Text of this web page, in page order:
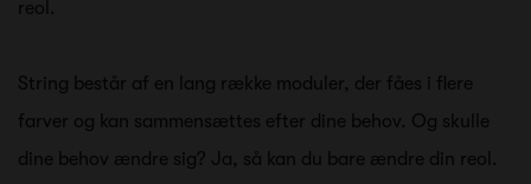
reol.
String består af en lang række moduler, der fåes i flere
farver og kan sammensættes efter dine behov. Og skulle
dine behov ændre sig? Ja, så kan du bare ændre din reol.